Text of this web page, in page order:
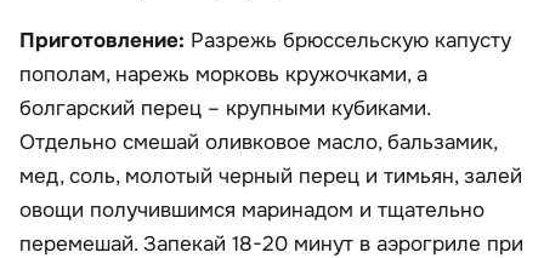
Приготовление: Разрежь брюссельскую капусту
пополам, нарежь морковь кружочками, а
болгарский перец – крупными кубиками.
Отдельно смешай оливковое масло, бальзамик,
мед, соль, молотый черный перец и тимьян, залей
овощи получившимся маринадом и тщательно
перемешай. Запекай 18-20 минут в аэрогриле при